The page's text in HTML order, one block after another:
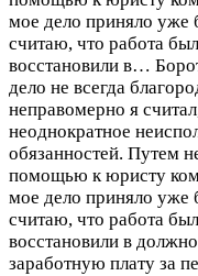
мое дело приняло уже
считаю, что работа
восстановили в…
дело не всегда
неправомерно я
неоднократное
обязанностей. Путем
помощью к юристу
мое дело приняло уже
считаю, что работа
восстановили в
заработную плату за